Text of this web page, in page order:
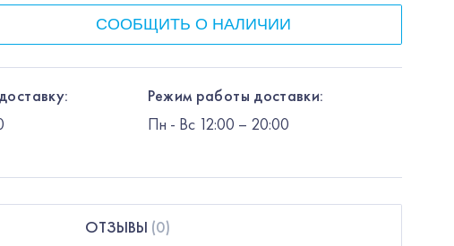
СООБЩИТЬ О НАЛИЧИИ
Режим работы доставки:
Пн - Вс 12:00 – 20:00
ОТЗЫВЫ (0)